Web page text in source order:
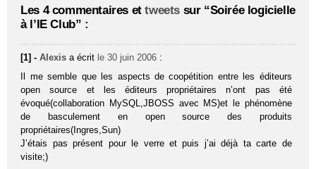
Les 4 commentaires ettweets sur “Soirée logicielle
à l’IE Club” :
[1] -Alexis a écrit le 30 juin 2006 :
Il me semble que les aspects de coopétition entre les éditeurs
open source et les éditeurs propriétaires n’ont pas été
évoqué(collaboration MySQL,JBOSS avec MS)et le phénomène
de basculement en open source des produits
propriétaires(Ingres,Sun)
J’étais pas présent pour le verre et puis j’ai déjà ta carte de
visite;)